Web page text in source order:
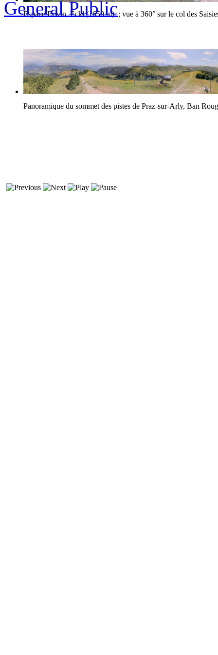
Espace Erwin, Eckl (1650 m) ; vue à 360° sur le col des
Panoramique du sommet des pistes de Praz-sur-Arly, Ban
General Public